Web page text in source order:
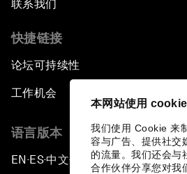
本网站使用 cookie
我们使用 Cookie 来
容与广告、提供社交
的流量。我们还会与
合作伙伴分享您对我
Navigating the Next
Parity Equals Performance
The Global Rise of China's
Bringing Space Down to
联系我们
快捷链接
论坛可持续性
工作机会
语言版本
EN ▪ES▪中文▪ 日本語